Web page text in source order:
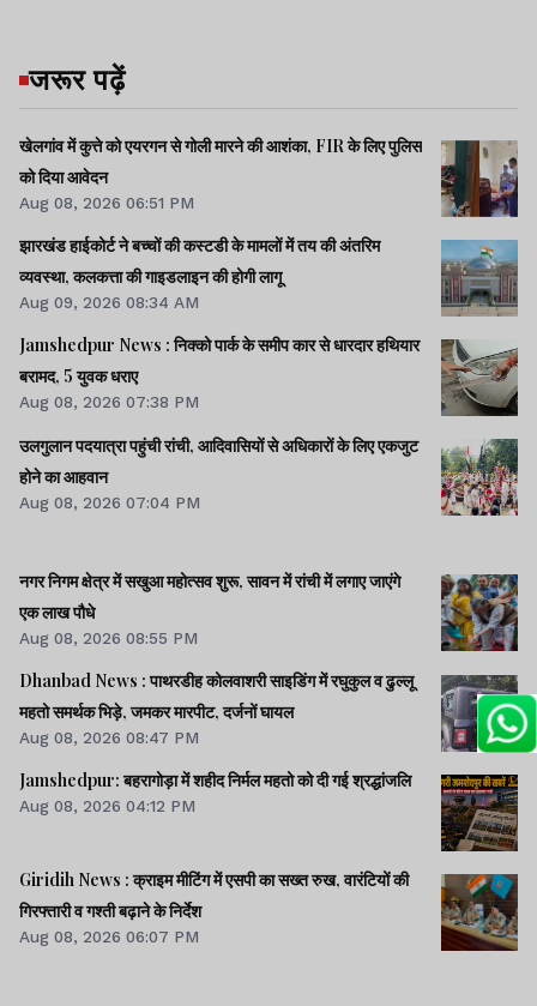
जरूर पढ़ें
खेलगांव में कुत्ते को एयरगन से गोली मारने की आशंका, FIR के लिए पुलिस
को दिया आवेदन
Aug 08, 2026 06:51 PM
झारखंड हाईकोर्ट ने बच्चों की कस्टडी के मामलों में तय की अंतरिम
व्यवस्था, कलकत्ता की गाइडलाइन की होगी लागू
Aug 09, 2026 08:34 AM
Jamshedpur News : निक्को पार्क के समीप कार से धारदार हथियार
बरामद, 5 युवक धराए
Aug 08, 2026 07:38 PM
उलगुलान पदयात्रा पहुंची रांची, आदिवासियों से अधिकारों के लिए एकजुट
होने का आहवान
Aug 08, 2026 07:04 PM
नगर निगम क्षेत्र में सखुआ महोत्सव शुरू, सावन में रांची में लगाए जाएंगे
एक लाख पौधे
Aug 08, 2026 08:55 PM
Dhanbad News : पाथरडीह कोलवाशरी साइडिंग में रघुकुल व ढुल्लू
महतो समर्थक भिड़े, जमकर मारपीट, दर्जनों घायल
Aug 08, 2026 08:47 PM
Jamshedpur: बहरागोड़ा में शहीद निर्मल महतो को दी गई श्रद्धांजलि
Aug 08, 2026 04:12 PM
Giridih News : क्राइम मीटिंग में एसपी का सख्त रुख, वारंटियों की
गिरफ्तारी व गश्ती बढ़ाने के निर्देश
Aug 08, 2026 06:07 PM